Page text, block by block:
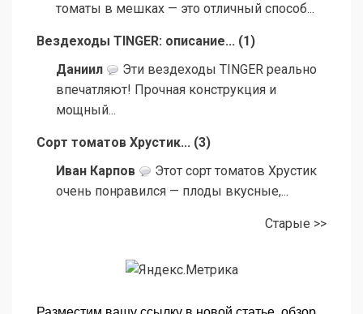
томаты в мешках — это отличный способ...
Вездеходы TINGER: описание... (1 )
Даниил
Эти вездеходы TINGER реально
впечатляют! Прочная конструкция и
мощный...
Сорт томатов Хрустик... (3)
Иван Карпов
Этот сорт томатов Хрустик
очень понравился — плоды вкусные,...
Старые >>